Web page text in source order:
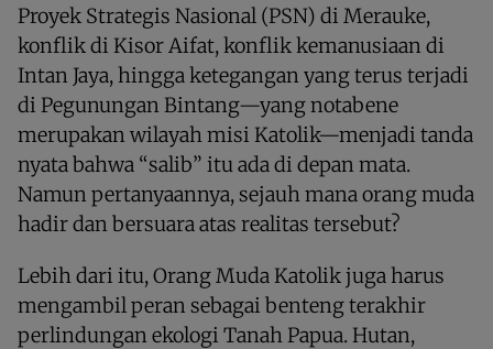
Proyek Strategis Nasional (PSN) di Merauke,
konflik di Kisor Aifat, konflik kemanusiaan di
Intan Jaya, hingga ketegangan yang terus terjadi
di Pegunungan Bintang—yang notabene
merupakan wilayah misi Katolik—menjadi tanda
nyata bahwa “salib” itu ada di depan mata.
Namun pertanyaannya, sejauh mana orang muda
hadir dan bersuara atas realitas tersebut?
Lebih dari itu, Orang Muda Katolik juga harus
mengambil peran sebagai benteng terakhir
perlindungan ekologi Tanah Papua. Hutan,